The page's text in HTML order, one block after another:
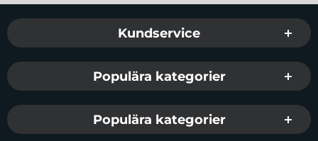
Sidfot Blandad info och länkar
Kundservice
Populära kategorier
Populära kategorier